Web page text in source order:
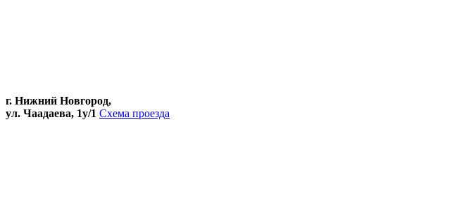
г. Нижний Новгород,
ул. Чаадаева, 1у/1 Схема проезда